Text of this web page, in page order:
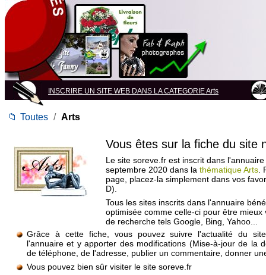
INSCRIRE UN SITE WEB DANS LA CATEGORIE Arts
📁 Toutes / Arts
Vous êtes sur la fiche du site
Le site soreve.fr est inscrit dans
septembre 2020 dans la thématique Arts
page, placez-la simplement dans vos
D).
Tous les sites inscrits dans l'annuaire
optimisée comme celle-ci pour être mieux
de recherche tels Google, Bing, Yahoo...
Grâce à cette fiche, vous pouvez suivre l'actualité du
l'annuaire et y apporter des modifications (Mise-à-jour de la
de téléphone, de l'adresse, publier un commentaire, donner
Vous pouvez bien sûr visiter le site soreve.fr